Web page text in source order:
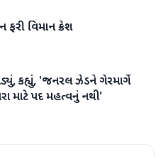
ફરી વિમાન ક્રેશ
કહ્યું, 'જનરલ ઝેડને ગેરમાર્ગે
માટે પદ મહત્વનું નથી'